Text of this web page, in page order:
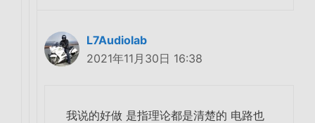
L7Audiolab
2021年11月30日 16:38
我说的好做 是指理论都是清楚的 电路也